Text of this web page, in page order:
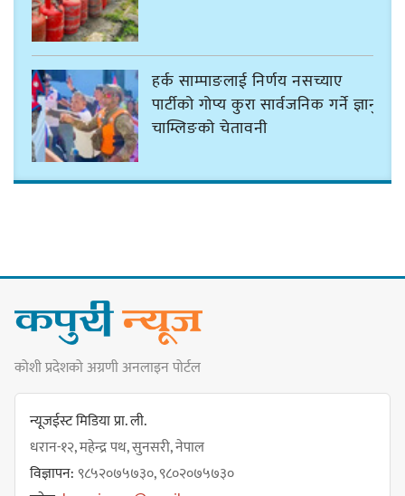
हर्क साम्पाङलाई निर्णय नसच्याए
पार्टीको गोप्य कुरा सार्वजनिक गर्ने ज्ञानु
चाम्लिङको चेतावनी
नयाँ सेउती पूल नजिक दुर्घटनाको
जोखिमको ट्राफिक सचेतना गराउँदै
सिलाम साक्मा
किराँती खम्बुका सन्तानहरू :
कोशी प्रदेशको अग्रणी अनलाइन पोर्टल
न्यूजईस्ट मिडिया प्रा. ली.
धरान-१२, महेन्द्र पथ, सुनसरी, नेपाल
विज्ञापन:९८५२०७५७३०, ९८०२०७५७३०